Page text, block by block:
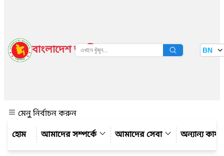
বাংলাদেশ জাতীয় তথ্য বাতায়ন BN
মেনু নির্বাচন করুন
আমাদের সম্পর্কে
আমাদের সেবা অন্যান্য